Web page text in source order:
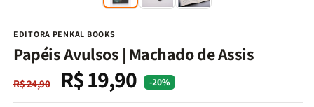
EDITORA PENKAL BOOKS
Papéis Avulsos | Machado de Assis
Preço
normal
R$ 24,90
Preço
promocional
R$ 19,90 -20%